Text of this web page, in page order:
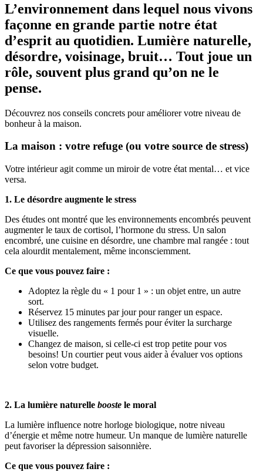
L’environnement dans lequel nous vivons
façonne en grande partie notre état
d’esprit au quotidien. Lumière naturelle,
désordre, voisinage, bruit… Tout joue un
rôle, souvent plus grand qu’on ne le
pense.
Découvrez nos conseils concrets pour améliorer votre niveau de
bonheur à la maison.
La maison : votre refuge (ou votre source de stress)
Votre intérieur agit comme un miroir de votre état mental… et vice
versa.
1. Le désordre augmente le stress
Des études ont montré que les environnements encombrés peuvent
augmenter le taux de cortisol, l’hormone du stress. Un salon
encombré, une cuisine en désordre, une chambre mal rangée : tout
cela alourdit mentalement, même inconsciemment.
Ce que vous pouvez faire :
Adoptez la règle du « 1 pour 1 » : un objet entre, un autre
sort.
Réservez 15 minutes par jour pour ranger un espace.
Utilisez des rangements fermés pour éviter la surcharge
visuelle.
Changez de maison, si celle-ci est trop petite pour vos
besoins! Un courtier peut vous aider à évaluer vos options
selon votre budget.
2. La lumière naturelle booste le moral
La lumière influence notre horloge biologique, notre niveau
d’énergie et même notre humeur. Un manque de lumière naturelle
peut favoriser la dépression saisonnière.
Ce que vous pouvez faire :